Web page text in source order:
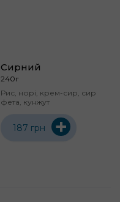
Сирний
240г
Рис, норі, крем-сир, сир
фета, кунжут
187 грн +